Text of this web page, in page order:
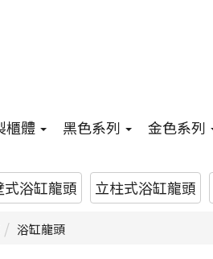
櫃體 黑色系列 金色系列
式浴缸龍頭 立柱式浴缸龍頭
浴缸龍頭